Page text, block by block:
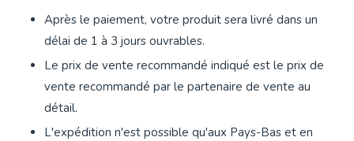
Après le paiement, votre produit sera livré dans un
délai de 1 à 3 jours ouvrables.
Le prix de vente recommandé indiqué est le prix de
vente recommandé par le partenaire de vente au
détail.
L'expédition n'est possible qu'aux Pays-Bas et en